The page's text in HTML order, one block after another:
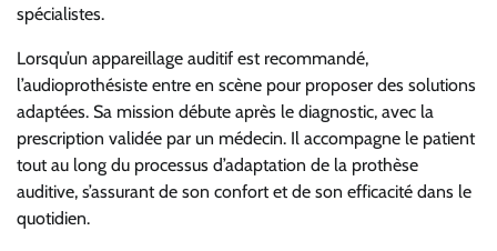
spécialistes.
Lorsqu’un appareillage auditif est recommandé,
l’audioprothésiste entre en scène pour proposer des solutions
adaptées. Sa mission débute après le diagnostic, avec la
prescription validée par un médecin. Il accompagne le patient
tout au long du processus d’adaptation de la prothèse
auditive, s’assurant de son confort et de son efficacité dans le
quotidien.